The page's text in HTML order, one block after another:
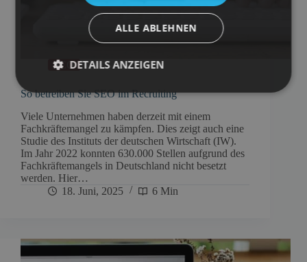
SEO
So betreiben Sie SEO im Recruiting
Viele Unternehmen haben derzeit mit einem
Fachkräftemangel zu kämpfen. Dies zeigt auch eine
Studie des Instituts der deutschen Wirtschaft (IW).
Im Jahr 2022 konnten 630.000 Stellen aufgrund des
Fachkräftemangels in Deutschland nicht besetzt
werden. Hier…
18. Juni, 2025
6 Min
ALLE ABLEHNEN
DETAILS ANZEIGEN